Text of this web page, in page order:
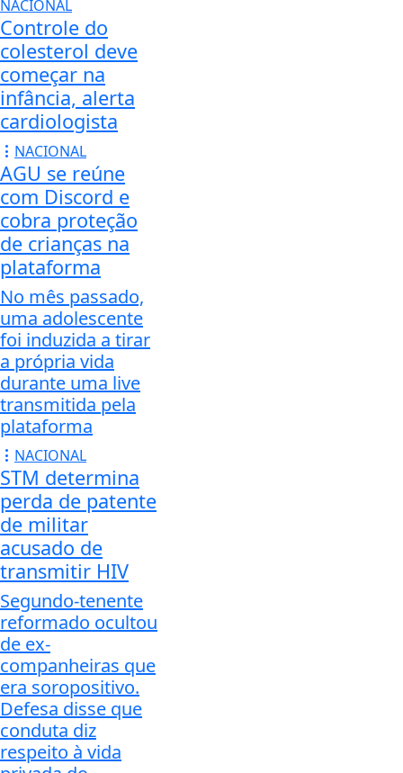
NACIONAL
Controle do
colesterol deve
começar na
infância, alerta
cardiologista
NACIONAL
AGU se reúne
com Discord e
cobra proteção
de crianças na
plataforma
No mês passado,
uma adolescente
foi induzida a tirar
a própria vida
durante uma live
transmitida pela
plataforma
NACIONAL
STM determina
perda de patente
de militar
acusado de
transmitir HIV
Segundo-tenente
reformado ocultou
de ex-
companheiras que
era soropositivo.
Defesa disse que
conduta diz
respeito à vida